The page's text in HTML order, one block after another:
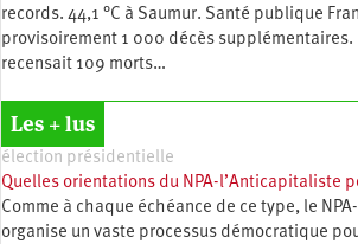
records. 44,1 °C à Saumur. Santé publique
provisoirement 1 000 décès supplémentaires.
recensait 109 morts…
Les + lus
élection présidentielle
Quelles orientations du NPA-l’Anticapitaliste
Comme à chaque échéance de ce type, le
organise un vaste processus démocratique